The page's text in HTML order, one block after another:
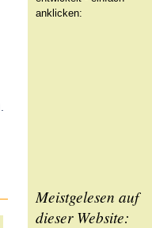
anklicken:
Meistgelesen auf
dieser Website: